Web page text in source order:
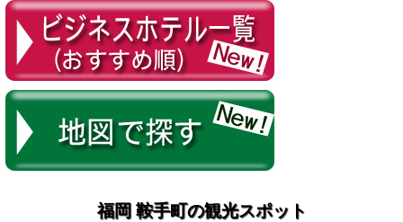
福岡 鞍手町の観光スポット